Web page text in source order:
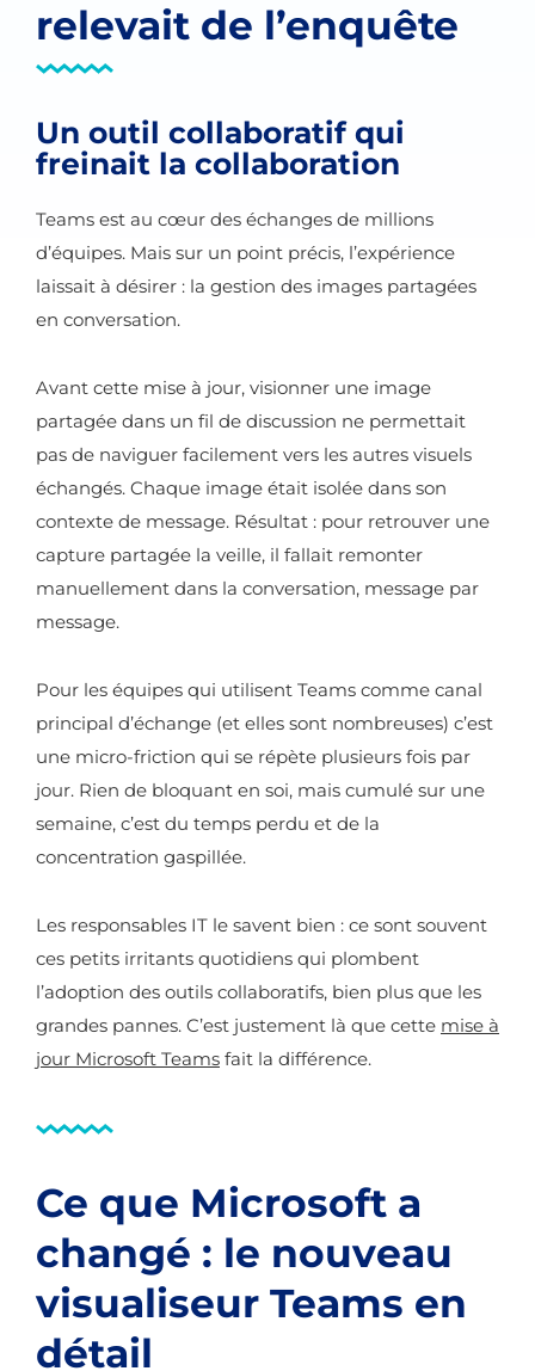
relevait de l’enquête
Un outil collaboratif qui
freinait la collaboration
Teams est au cœur des échanges de millions
d’équipes. Mais sur un point précis, l’expérience
laissait à désirer : la gestion des images partagées
en conversation.
Avant cette mise à jour, visionner une image
partagée dans un fil de discussion ne permettait
pas de naviguer facilement vers les autres visuels
échangés. Chaque image était isolée dans son
contexte de message. Résultat : pour retrouver une
capture partagée la veille, il fallait remonter
manuellement dans la conversation, message par
message.
Pour les équipes qui utilisent Teams comme canal
principal d’échange (et elles sont nombreuses) c’est
une micro-friction qui se répète plusieurs fois par
jour. Rien de bloquant en soi, mais cumulé sur une
semaine, c’est du temps perdu et de la
concentration gaspillée.
Les responsables IT le savent bien : ce sont souvent
ces petits irritants quotidiens qui plombent
l’adoption des outils collaboratifs, bien plus que les
grandes pannes. C’est justement là que cette mise à
jour Microsoft Teams fait la différence.
Ce que Microsoft a
changé : le nouveau
visualiseur Teams en
détail